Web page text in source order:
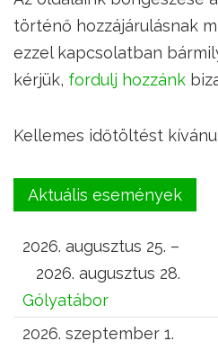
történő hozzájárulásnak
ezzel kapcsolatban
kérjük, fordulj hozzánk
Kellemes időtöltést
Aktuális események
2026. augusztus 25. –
2026. augusztus 28.
Gólyatábor
2026. szeptember 1.